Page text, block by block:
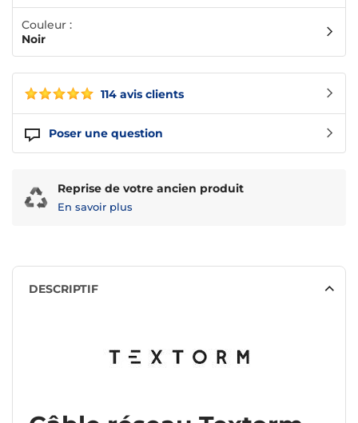
114 avis clients
Poser une question
Couleur :
Noir
Reprise de votre ancien produit
En savoir plus
DESCRIPTIF